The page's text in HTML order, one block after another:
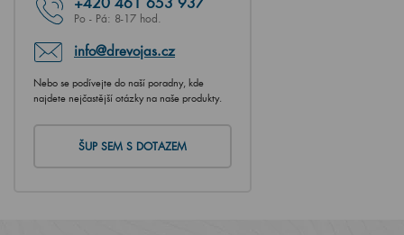
Po - Pá: 8-17 hod.
info@drevojas.cz
Nebo se podívejte do naší poradny, kde
najdete nejčastější otázky na naše produkty.
ŠUP SEM S DOTAZEM